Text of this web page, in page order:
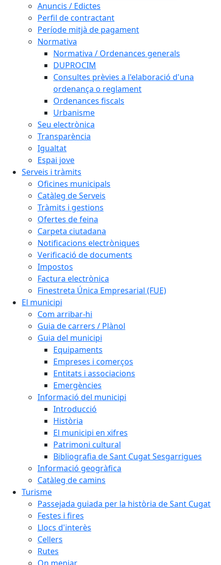
Anuncis / Edictes
Perfil de contractant
Període mitjà de pagament
Normativa
Normativa / Ordenances generals
DUPROCIM
Consultes prèvies a l'elaboració d'una
ordenança o reglament
Ordenances fiscals
Urbanisme
Seu electrònica
Transparència
Igualtat
Espai jove
Serveis i tràmits
Oficines municipals
Catàleg de Serveis
Tràmits i gestions
Ofertes de feina
Carpeta ciutadana
Notificacions electròniques
Verificació de documents
Impostos
Factura electrònica
Finestreta Única Empresarial (FUE)
El municipi
Com arribar-hi
Guia de carrers / Plànol
Guia del municipi
Equipaments
Empreses i comerços
Entitats i associacions
Emergències
Informació del municipi
Introducció
Història
El municipi en xifres
Patrimoni cultural
Bibliografia de Sant Cugat Sesgarrigues
Informació geogràfica
Catàleg de camins
Turisme
Passejada guiada per la història de Sant Cugat
Festes i fires
Llocs d'interès
Cellers
Rutes